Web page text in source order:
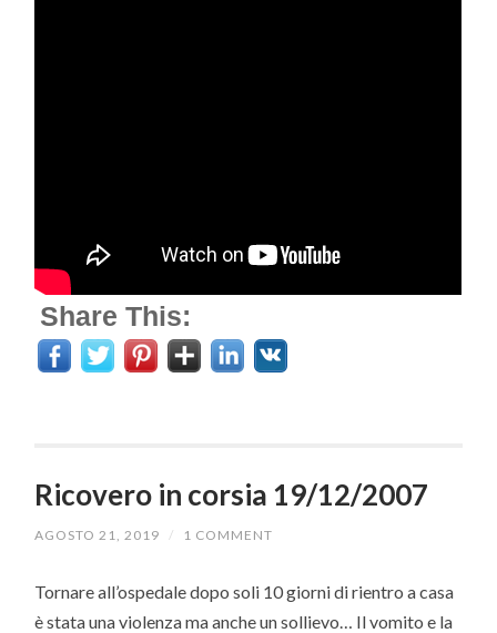
Share This:
Ricovero in corsia 19/12/2007
AGOSTO 21, 2019 / 1 COMMENT
Tornare all’ospedale dopo soli 10 giorni di rientro a casa
è stata una violenza ma anche un sollievo… Il vomito e la